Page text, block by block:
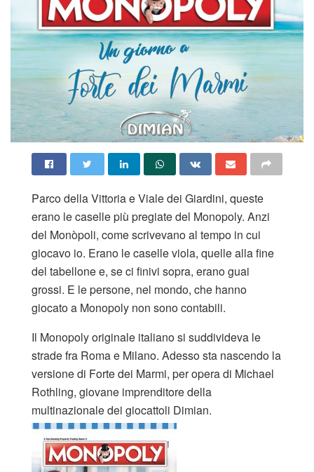
Parco della Vittoria e Viale dei Giardini, queste
erano le caselle più pregiate del Monopoly. Anzi
del Monòpoli, come scrivevano al tempo in cui
giocavo io. Erano le caselle viola, quelle alla fine
del tabellone e, se ci finivi sopra, erano guai
grossi. E le persone, nel mondo, che hanno
giocato a Monopoly non sono contabili.
Il Monopoly originale italiano si suddivideva le
strade fra Roma e Milano. Adesso sta nascendo la
versione di Forte dei Marmi, per opera di Michael
Rothling, giovane imprenditore della
multinazionale dei giocattoli Dimian.